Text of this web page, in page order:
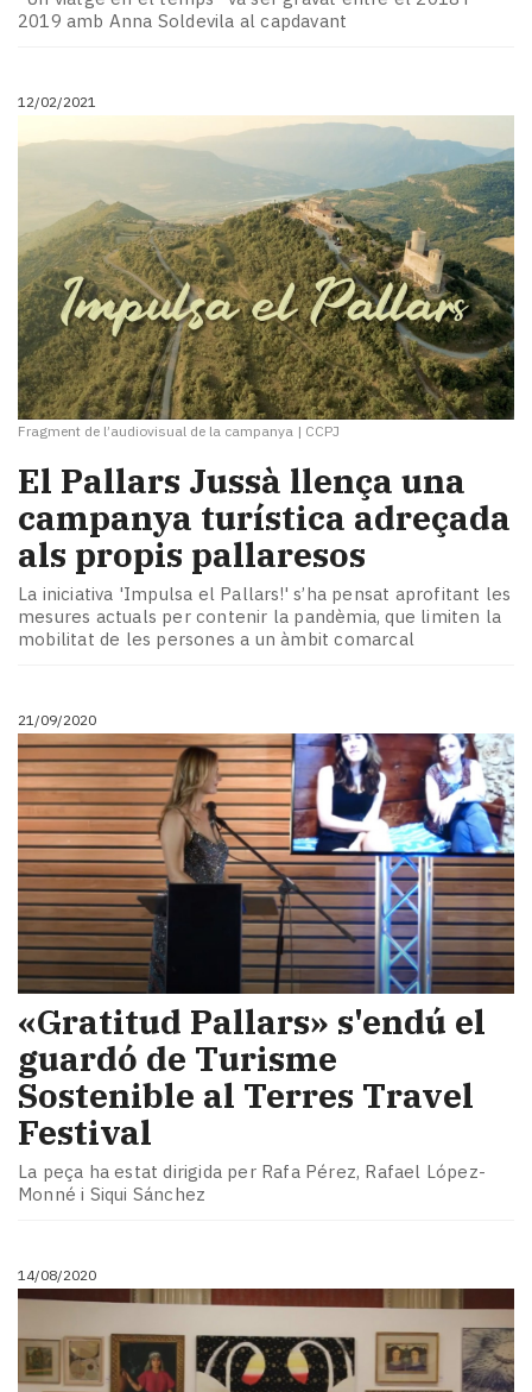
2019 amb Anna Soldevila al capdavant
12/02/2021
Fragment de l’audiovisual de la campanya | CCPJ
El Pallars Jussà llença una
campanya turística adreçada
als propis pallaresos
La iniciativa 'Impulsa el Pallars!' s’ha pensat aprofitant les
mesures actuals per contenir la pandèmia, que limiten la
mobilitat de les persones a un àmbit comarcal
21/09/2020
«Gratitud Pallars» s'endú el
guardó de Turisme
Sostenible al Terres Travel
Festival
La peça ha estat dirigida per Rafa Pérez, Rafael López-
Monné i Siqui Sánchez
14/08/2020